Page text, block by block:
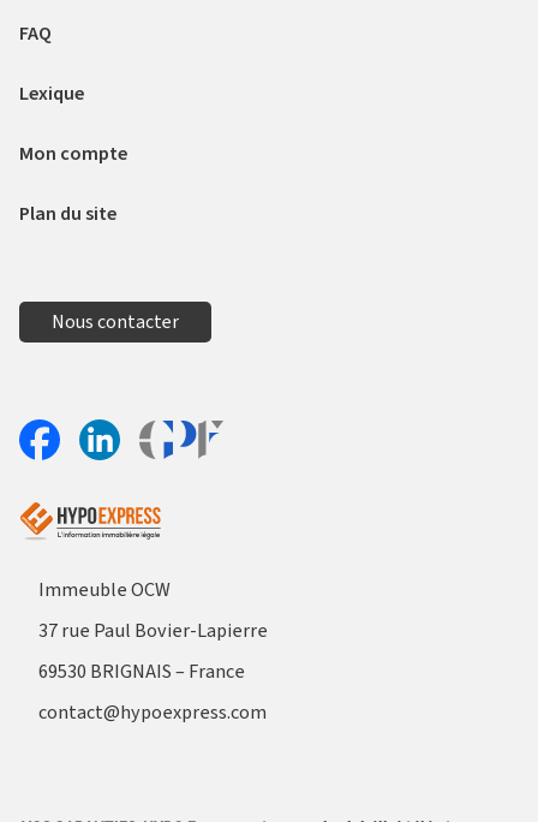
FAQ
Lexique
Mon compte
Plan du site
Nous contacter
Immeuble OCW
37 rue Paul Bovier-Lapierre
69530 BRIGNAIS – France
contact@hypoexpress.com